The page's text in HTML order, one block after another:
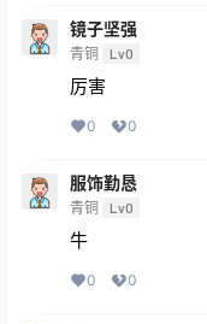
镜子坚强
青铜 Lv0
厉害
0 0
服饰勤恳
青铜 Lv0
牛
0 0